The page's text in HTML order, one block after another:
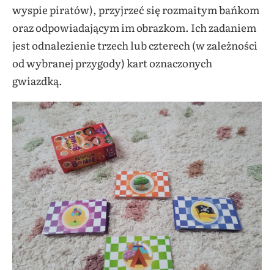
wyspie piratów), przyjrzeć się rozmaitym bańkom
oraz odpowiadającym im obrazkom. Ich zadaniem
jest odnalezienie trzech lub czterech (w zależności
od wybranej przygody) kart oznaczonych
gwiazdką.